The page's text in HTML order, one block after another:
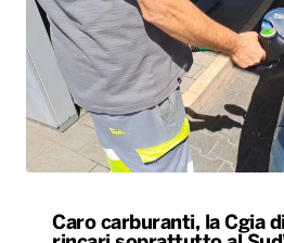
Caro carburanti, la Cgia
rincari soprattutto al
PLAYER